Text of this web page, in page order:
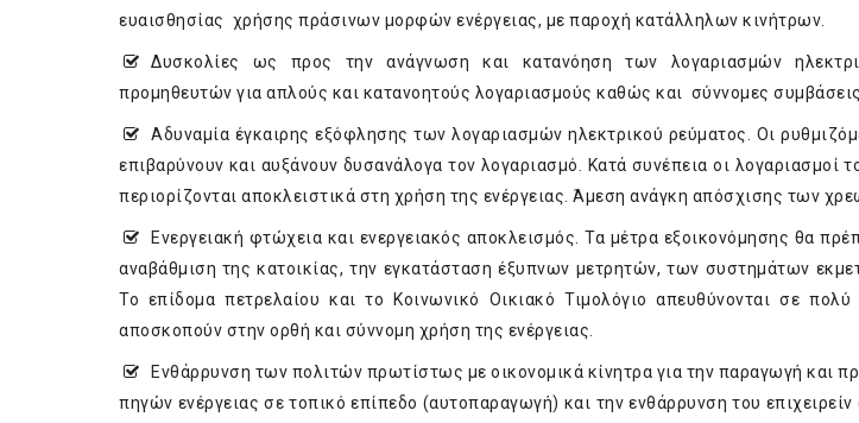
ευαισθησίας χρήσης πράσινων μορφών ενέργειας, με παροχή κατάλληλων κινήτρων.
Δυσκολίες ως προς την ανάγνωση και κατανόηση των λογαριασμών
προμηθευτών για απλούς και κατανοητούς λογαριασμούς καθώς και σύννομες συμβάσεις.
Αδυναμία έγκαιρης εξόφλησης των λογαριασμών ηλεκτρικού ρεύματος. Οι
επιβαρύνουν και αυξάνουν δυσανάλογα τον λογαριασμό. Κατά συνέπεια οι λογαριασμοί
περιορίζονται αποκλειστικά στη χρήση της ενέργειας. Άμεση ανάγκη απόσχισης των
Ενεργειακή φτώχεια και ενεργειακός αποκλεισμός. Τα μέτρα εξοικονόμησης θα
αναβάθμιση της κατοικίας, την εγκατάσταση έξυπνων μετρητών, των συστημάτων
Το επίδομα πετρελαίου και το Κοινωνικό Οικιακό Τιμολόγιο απευθύνονται σε
αποσκοπούν στην ορθή και σύννομη χρήση της ενέργειας.
Ενθάρρυνση των πολιτών πρωτίστως με οικονομικά κίνητρα για την παραγωγή και
πηγών ενέργειας σε τοπικό επίπεδο (αυτοπαραγωγή) και την ενθάρρυνση του επιχειρείν